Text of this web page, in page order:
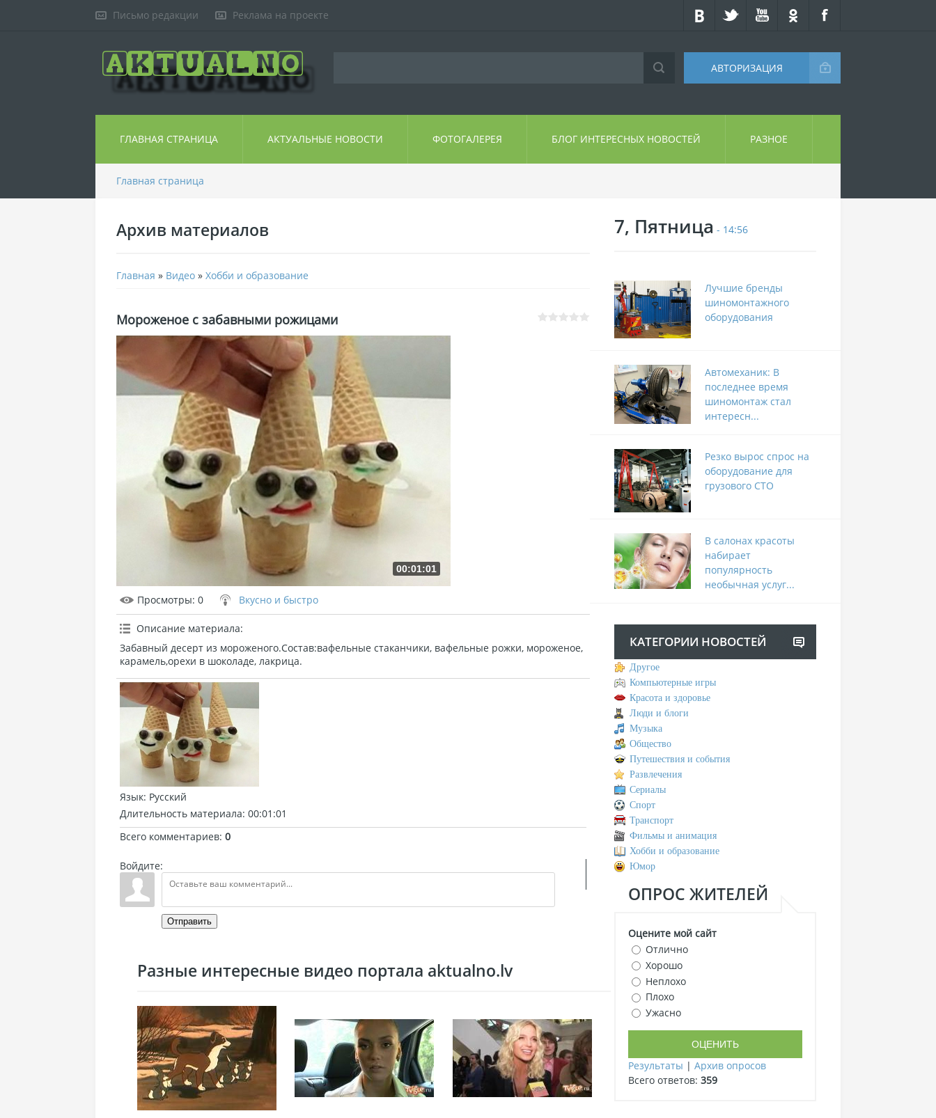
Письмо редакции Реклама на проекте
АВТОРИЗАЦИЯ
ГЛАВНАЯ СТРАНИЦА АКТУАЛЬНЫЕ НОВОСТИ ФОТОГАЛЕРЕЯ БЛОГ ИНТЕРЕСНЫХ НОВОСТЕЙ РАЗНОЕ
Главная страница
Архив материалов
Главная » Видео » Хобби и образование
Мороженое с забавными рожицами
00:01:01
Просмотры: 0 Вкусно и быстро
Описание материала:
Забавный десерт из мороженого.Состав:вафельные стаканчики, вафельные рожки, мороженое,
карамель,орехи в шоколаде, лакрица.
Язык: Русский
Длительность материала: 00:01:01
Всего комментариев: 0
Войдите:
Отправить
Разные интересные видео портала aktualno.lv
7, Пятница - 14:56
Лучшие бренды
шиномонтажного
оборудования
Автомеханик: В
последнее время
шиномонтаж стал
интересн...
Резко вырос спрос на
оборудование для
грузового СТО
В салонах красоты
набирает
популярность
необычная услуг...
КАТЕГОРИИ НОВОСТЕЙ
Другое
Компьютерные игры
Красота и здоровье
Люди и блоги
Музыка
Общество
Путешествия и события
Развлечения
Сериалы
Спорт
Транспорт
Фильмы и анимация
Хобби и образование
Юмор
ОПРОС ЖИТЕЛЕЙ
Оцените мой сайт
Отлично
Хорошо
Неплохо
Плохо
Ужасно
Результаты | Архив опросов
Всего ответов: 359